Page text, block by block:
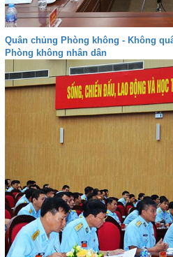
Quân chủng Phòng không - Không
Phòng không nhân dân